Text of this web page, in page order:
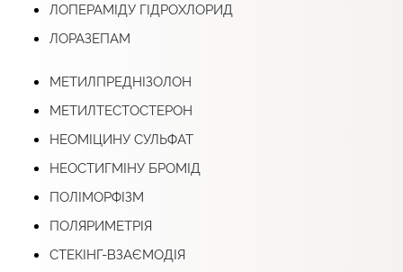
ЛОПЕРАМІДУ ГІДРОХЛОРИД
ЛОРАЗЕПАМ
МЕТИЛПРЕДНІЗОЛОН
МЕТИЛТЕСТОСТЕРОН
НЕОМІЦИНУ СУЛЬФАТ
НЕОСТИГМІНУ БРОМІД
ПОЛІМОРФІЗМ
ПОЛЯРИМЕТРІЯ
СТЕКІНГ-ВЗАЄМОДІЯ